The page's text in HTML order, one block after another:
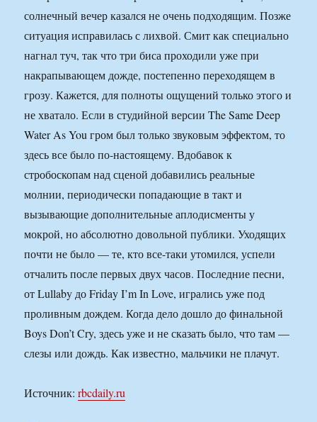
солнечный вечер казался не очень подходящим. Позже
ситуация исправилась с лихвой. Смит как специально
нагнал туч, так что три биса проходили уже при
накрапывающем дожде, постепенно переходящем в
грозу. Кажется, для полноты ощущений только этого и
не хватало. Если в студийной версии The Same Deep
Water As You гром был только звуковым эффектом, то
здесь все было по-настоящему. Вдобавок к
стробоскопам над сценой добавились реальные
молнии, периодически попадающие в такт и
вызывающие дополнительные аплодисменты у
мокрой, но абсолютно довольной публики. Уходящих
почти не было — те, кто все-таки утомился, успели
отчалить после первых двух часов. Последние песни,
от Lullaby до Friday I’m In Love, игрались уже под
проливным дождем. Когда дело дошло до финальной
Boys Don’t Cry, здесь уже и не сказать было, что там —
слезы или дождь. Как известно, мальчики не плачут.
Источник:rbcdaily.ru